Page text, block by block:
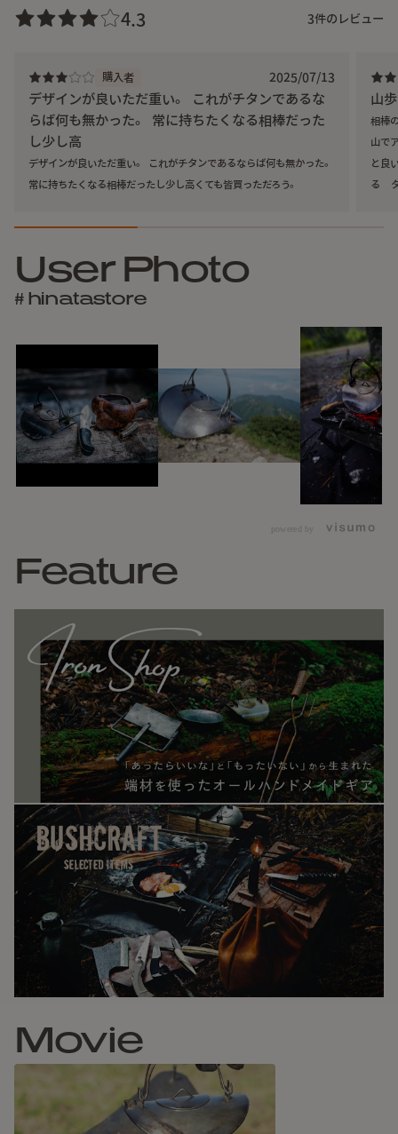
り収まります。
ず、
ケトル自体を120度まで傾けても落ちることはありません。
形にぐるりとフル溶接しているシンプルな構造のため底面が
アールになっており、そのため熱に歪みにくくなっています。
またフル溶接をしているおかげで高温にも耐えられます。
厚さ1mmのステンレスフル溶接は熟練の溶接技術が必要で、
その溶接痕の美しさも味わいの一つとしてお楽しみいただけ
ます。
何度も火にかけ使い込むほどに、味わいある風合いが出てき
ます。
育てるように、末永くお使いいただけます。
4.3 3件のレビュー
購入者 2025/07/13
デザインが良いただ重い。 これがチタンであるな
らば何も無かった。 常に持ちたくなる相棒だった
し少し高
デザインが良いただ重い。 これがチタンであるならば何も無かった。
常に持ちたくなる相棒だったし少し高くても皆買っただろう。
山
相棒
山で
と良
る タ
User Photo
# hinatastore
powered by
Feature
Movie